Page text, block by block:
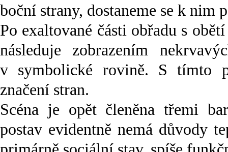
boční strany, dostaneme se k nim
Po exaltované části obřadu s
následuje zobrazením
v symbolické rovině. S tímto
značení stran.
Scéna je opět členěna třemi
postav evidentně nemá důvody